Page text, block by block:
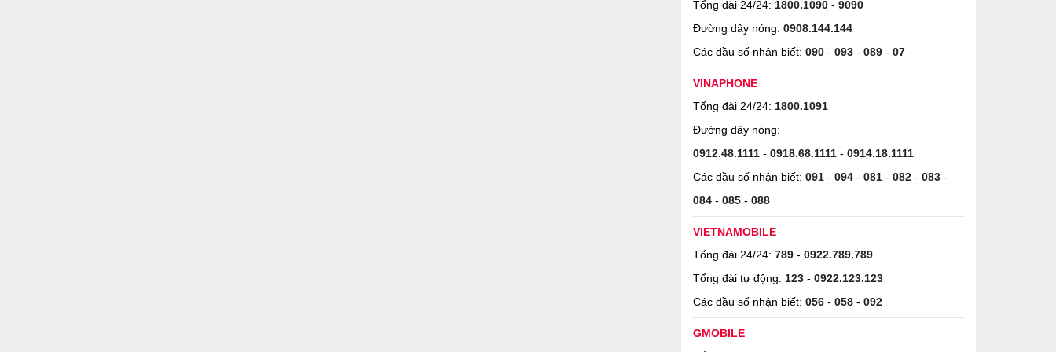
Tổng đài 24/24: 1800.1090 - 9090
Đường dây nóng: 0908.144.144
Các đầu số nhận biết: 090 - 093 - 089 - 07
VINAPHONE
Tổng đài 24/24: 1800.1091
Đường dây nóng:
0912.48.1111 - 0918.68.1111 - 0914.18.1111
Các đầu số nhận biết: 091 - 094 - 081 - 082 - 083 -
084 - 085 - 088
VIETNAMOBILE
Tổng đài 24/24: 789 - 0922.789.789
Tổng đài tự động: 123 - 0922.123.123
Các đầu số nhận biết: 056 - 058 - 092
GMOBILE